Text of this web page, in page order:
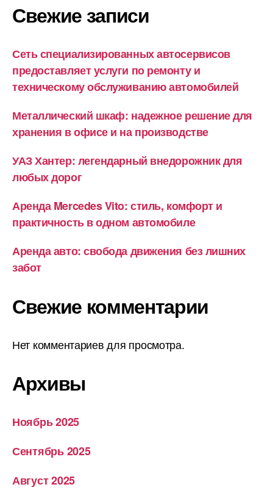
Свежие записи
Сеть специализированных автосервисов
предоставляет услуги по ремонту и
техническому обслуживанию автомобилей
Металлический шкаф: надежное решение для
хранения в офисе и на производстве
УАЗ Хантер: легендарный внедорожник для
любых дорог
Аренда Mercedes Vito: стиль, комфорт и
практичность в одном автомобиле
Аренда авто: свобода движения без лишних
забот
Свежие комментарии
Нет комментариев для просмотра.
Архивы
Ноябрь 2025
Сентябрь 2025
Август 2025